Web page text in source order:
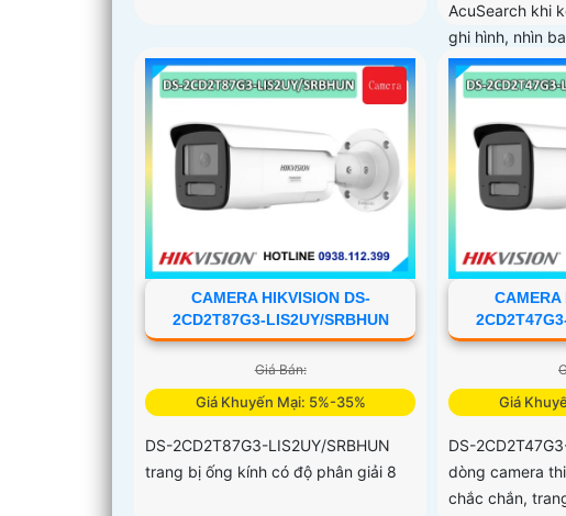
AcuSearch khi
ghi hình, nhìn
ngoại 50m
CAMERA HIKVISION DS-
2CD2T87G3-LIS2UY/SRBHUN
Giá Bán:
Giá Khuyến Mại: 5%-35%
DS-2CD2T87G3-LIS2UY/SRBHUN
trang bị ống kính có độ phân giải 8
CAMERA
Giá
DS-
dòng camera
chắc chắn,